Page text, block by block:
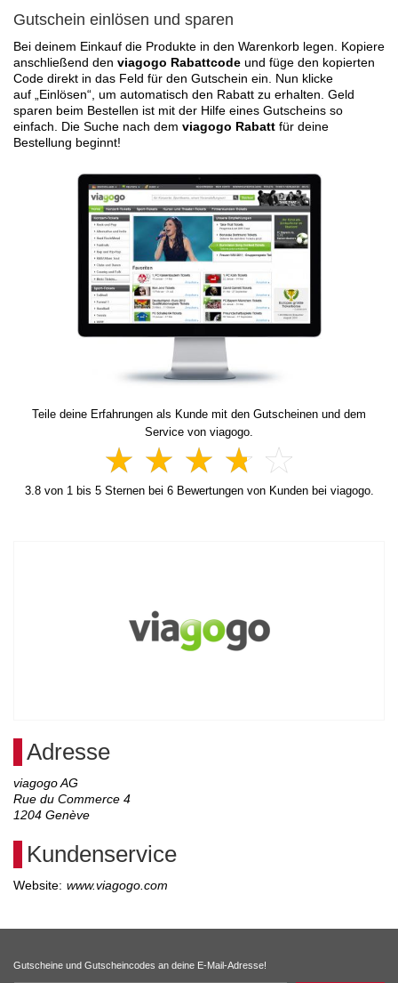
Gutschein einlösen und sparen
Bei deinem Einkauf die Produkte in den Warenkorb legen. Kopiere
anschließend den viagogo Rabattcode und füge den kopierten
Code direkt in das Feld für den Gutschein ein. Nun klicke
auf „Einlösen“, um automatisch den Rabatt zu erhalten. Geld
sparen beim Bestellen ist mit der Hilfe eines Gutscheins so
einfach. Die Suche nach dem viagogo Rabatt für deine
Bestellung beginnt!
Teile deine Erfahrungen als Kunde mit den Gutscheinen und dem
Service von viagogo.
3.8von 1bis 5Sternen bei 6Bewertungen von Kunden bei viagogo.
Adresse
viagogo AG
Rue du Commerce 4
1204 Genève
Kundenservice
Website: www.viagogo.com
Gutscheine und Gutscheincodes an deine E-Mail-Adresse!